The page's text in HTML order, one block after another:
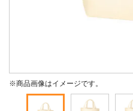
※商品画像はイメージです。